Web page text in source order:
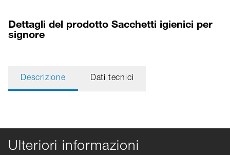
Dettagli del prodotto Sacchetti igienici per
signore
Descrizione Dati tecnici
Ulteriori informazioni